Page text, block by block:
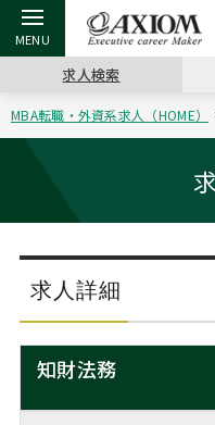
戻る
アクシアムの特長
サービス案内
コンサルタントの紹介
戻る
キャリア支援 TOP
キャリアデザイン講座
（最新求人市場動向）
ステージ別アドバイス
MBAの転職事例
MBAからのFAQ
戻る
転職ツール TOP
英文レジュメの書き方
職務経歴書の書き方
戻る
転職コラム TOP
“展”職相談室
転職市場の明日をよめ
戻る
イベント・セミナー TOP
ジョブフェア
キャリアデザインセミナー
戻る
会社概要 TOP
沿革
主なクライアント
求人検索
MBA転職・外資系求人（HOME）
求人詳細
知財法務